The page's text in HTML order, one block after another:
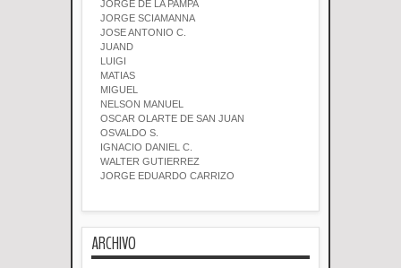
JORGE DE LA PAMPA
JORGE SCIAMANNA
JOSE ANTONIO C.
JUAND
LUIGI
MATIAS
MIGUEL
NELSON MANUEL
OSCAR OLARTE DE SAN JUAN
OSVALDO S.
IGNACIO DANIEL C.
WALTER GUTIERREZ
JORGE EDUARDO CARRIZO
ARCHIVO